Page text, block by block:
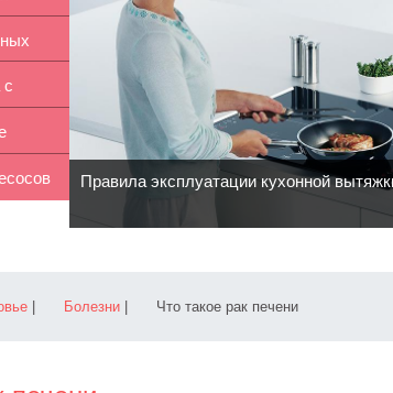
с
Правила эксплуатации кухонной
Болезни Что такое рак печени